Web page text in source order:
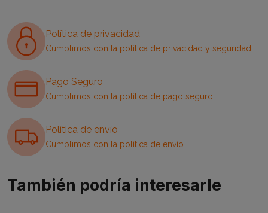
Política de privacidad
Cumplimos con la política de privacidad y seguridad
Pago Seguro
Cumplimos con la política de pago seguro
Política de envío
Cumplimos con la política de envío
También podría interesarle